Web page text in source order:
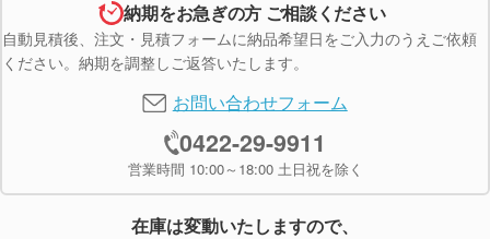
納期をお急ぎの方 ご相談ください
自動見積後、注文・見積フォームに納品希望日をご入力のうえご依頼
ください。納期を調整しご返答いたします。
お問い合わせフォーム
0422-29-9911
営業時間 10:00～18:00 土日祝を除く
在庫は変動いたしますので、